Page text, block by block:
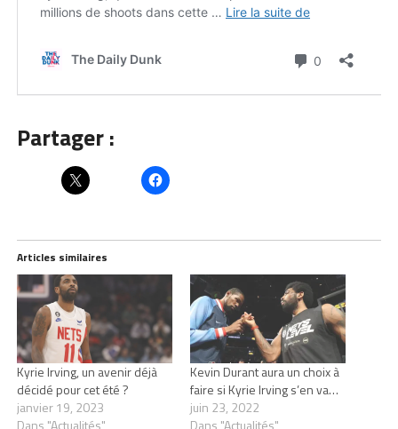
Partager :
Articles similaires
Kyrie Irving, un avenir déjà
décidé pour cet été ?
janvier 19, 2023
Kevin Durant aura un choix à
faire si Kyrie Irving s’en va…
juin 23, 2022